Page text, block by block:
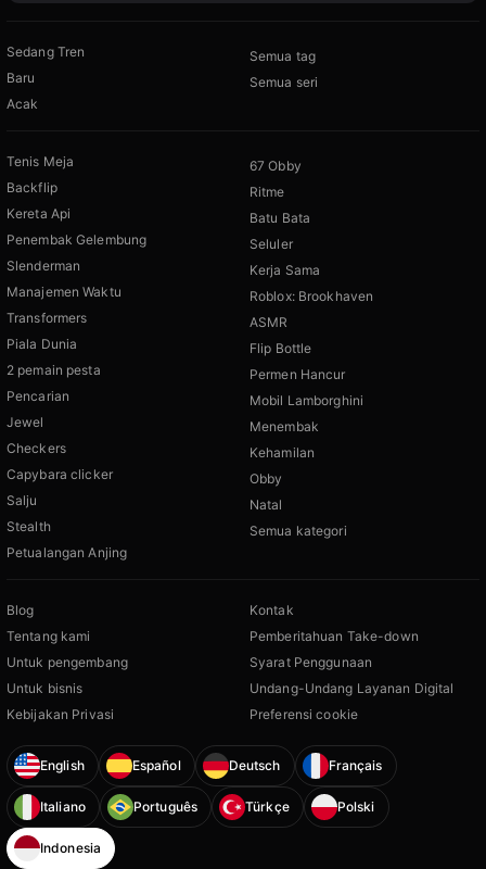
Sedang Tren
Baru
Acak
Semua tag
Semua seri
Tenis Meja
Backflip
Kereta Api
Penembak Gelembung
Slenderman
Manajemen Waktu
Transformers
Piala Dunia
2 pemain pesta
Pencarian
Jewel
Checkers
Capybara clicker
Salju
Stealth
Petualangan Anjing
67 Obby
Ritme
Batu Bata
Seluler
Kerja Sama
Roblox: Brookhaven
ASMR
Flip Bottle
Permen Hancur
Mobil Lamborghini
Menembak
Kehamilan
Obby
Natal
Semua kategori
Blog
Tentang kami
Untuk pengembang
Untuk bisnis
Kebijakan Privasi
Kontak
Pemberitahuan Take-down
Syarat Penggunaan
Undang-Undang Layanan Digital
Preferensi cookie
English Español Deutsch Français
Italiano Português Türkçe Polski
Indonesia